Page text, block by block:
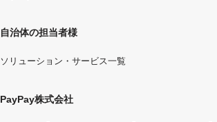
自治体の担当者様
ソリューション・サービス一覧
PayPay株式会社